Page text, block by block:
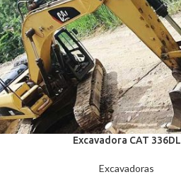
Excavadora CAT 336DL
Excavadoras